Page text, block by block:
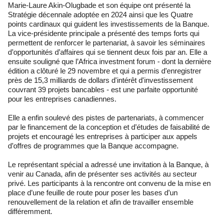
Marie-Laure Akin-Olugbade et son équipe ont présenté la
Stratégie décennale adoptée en 2024 ainsi que les Quatre
points cardinaux qui guident les investissements de la Banque.
La vice-présidente principale a présenté des temps forts qui
permettent de renforcer le partenariat, à savoir les séminaires
d’opportunités d’affaires qui se tiennent deux fois par an. Elle a
ensuite souligné que l’Africa investment forum - dont la dernière
édition a clôturé le 29 novembre et qui a permis d’enregistrer
près de 15,3 milliards de dollars d'intérêt d'investissement
couvrant 39 projets bancables - est une parfaite opportunité
pour les entreprises canadiennes.
Elle a enfin soulevé des pistes de partenariats, à commencer
par le financement de la conception et d’études de faisabilité de
projets et encouragé les entreprises à participer aux appels
d’offres de programmes que la Banque accompagne.
Le représentant spécial a adressé une invitation à la Banque, à
venir au Canada, afin de présenter ses activités au secteur
privé. Les participants à la rencontre ont convenu de la mise en
place d’une feuille de route pour poser les bases d’un
renouvellement de la relation et afin de travailler ensemble
différemment.